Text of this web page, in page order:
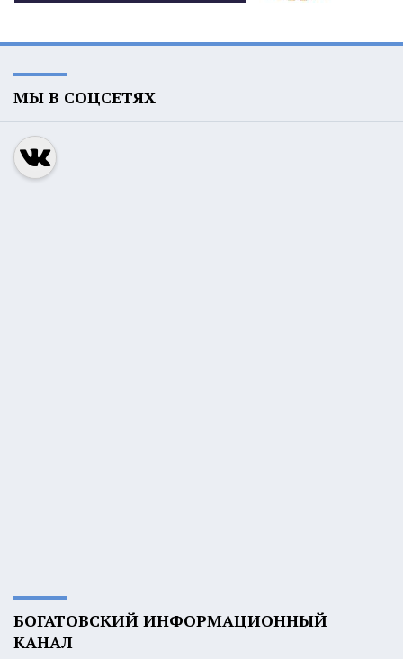
МЫ В СОЦСЕТЯХ
БОГАТОВСКИЙ ИНФОРМАЦИОННЫЙ
КАНАЛ